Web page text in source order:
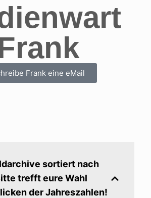
Frank eine eMail
sortiert nach
trefft eure Wahl
der Jahreszahlen!